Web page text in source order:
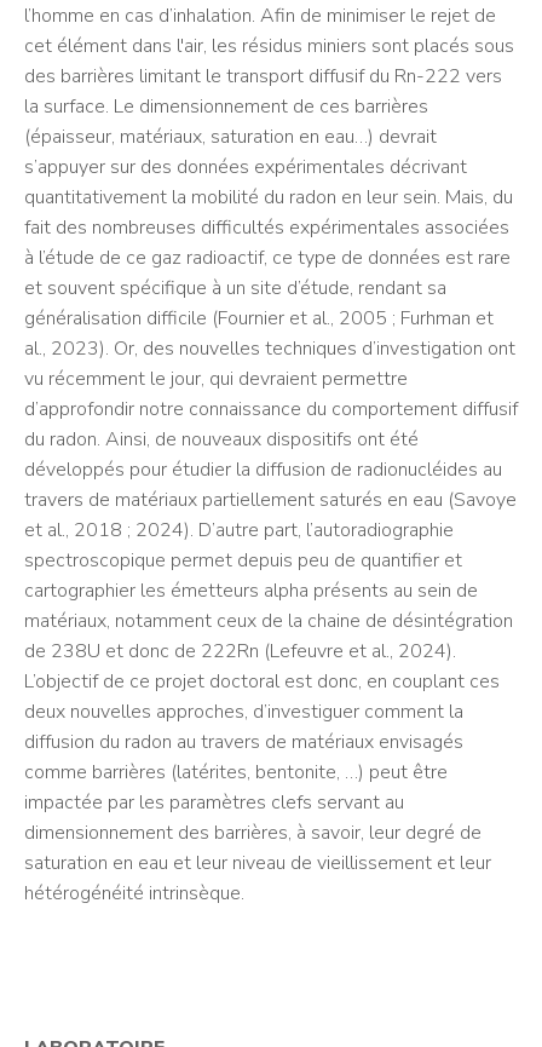
l’homme en cas d’inhalation. Afin de minimiser le rejet de
cet élément dans l'air, les résidus miniers sont placés sous
des barrières limitant le transport diffusif du Rn-222 vers
la surface. Le dimensionnement de ces barrières
(épaisseur, matériaux, saturation en eau…) devrait
s’appuyer sur des données expérimentales décrivant
quantitativement la mobilité du radon en leur sein. Mais, du
fait des nombreuses difficultés expérimentales associées
à l’étude de ce gaz radioactif, ce type de données est rare
et souvent spécifique à un site d’étude, rendant sa
généralisation difficile (Fournier et al., 2005 ; Furhman et
al., 2023). Or, des nouvelles techniques d’investigation ont
vu récemment le jour, qui devraient permettre
d’approfondir notre connaissance du comportement diffusif
du radon. Ainsi, de nouveaux dispositifs ont été
développés pour étudier la diffusion de radionucléides au
travers de matériaux partiellement saturés en eau (Savoye
et al., 2018 ; 2024). D’autre part, l’autoradiographie
spectroscopique permet depuis peu de quantifier et
cartographier les émetteurs alpha présents au sein de
matériaux, notamment ceux de la chaine de désintégration
de 238U et donc de 222Rn (Lefeuvre et al., 2024).
L’objectif de ce projet doctoral est donc, en couplant ces
deux nouvelles approches, d’investiguer comment la
diffusion du radon au travers de matériaux envisagés
comme barrières (latérites, bentonite, …) peut être
impactée par les paramètres clefs servant au
dimensionnement des barrières, à savoir, leur degré de
saturation en eau et leur niveau de vieillissement et leur
hétérogénéité intrinsèque.